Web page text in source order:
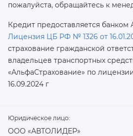
пожалуйста, обращайтесь к
Кредит предоставляется банком
Лицензия ЦБ РФ № 1326 от
страхование гражданской
владельцев транспортных
«АльфаСтрахование» по
16.09.2024 г
Юридическое лицо:
ООО «АВТОЛИДЕР»